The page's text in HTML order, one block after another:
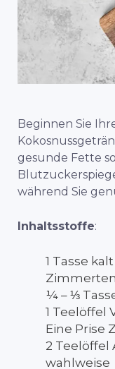
Beginnen Sie
gesunde Fette
während Sie
Inhaltsstoffe:
1 Tasse
¼ – ⅓
1 Teelöffel
Eine Prise
2 Teelöffel
wahlweise